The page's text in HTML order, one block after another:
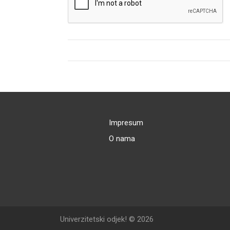
Impresum
O nama
Univerzitetski odjek! © 2026